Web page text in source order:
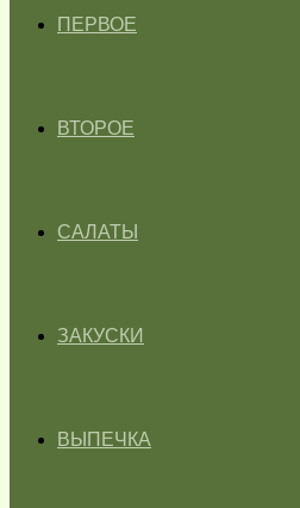
ПЕРВОЕ
ВТОРОЕ
САЛАТЫ
ЗАКУСКИ
ВЫПЕЧКА